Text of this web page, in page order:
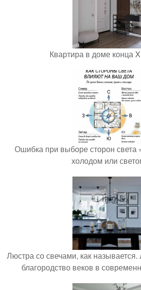
Квартира в доме конца
Ошибка при выборе сторон света
холодом или
Люстра со свечами, как
благородство веков в